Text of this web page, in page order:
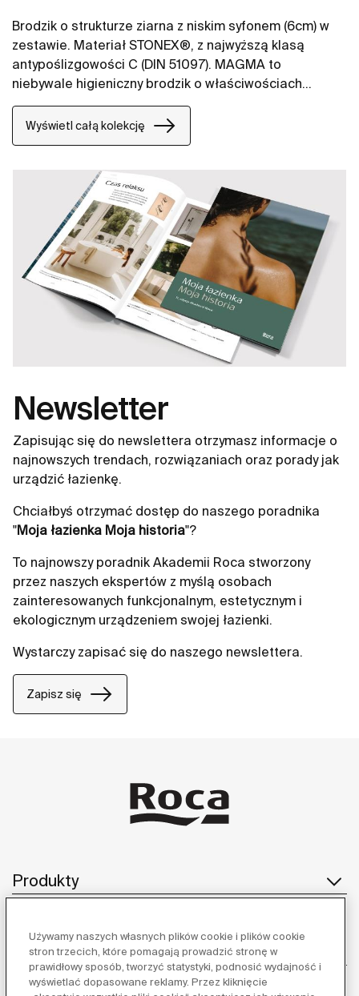
Brodzik o strukturze ziarna z niskim syfonem (6cm) w
zestawie. Materiał STONEX®, z najwyższą klasą
antypoślizgowości C (DIN 51097). MAGMA to
niebywale higieniczny brodzik o właściwościach
grzybo i pleśnioodpornych spełniając certyfikat ISO
846, za sprawą niskiej porowatości bakterie nie mają
punktu zaczepienia przez co sam brodzik jest prosty
środków. Brodzik przyjmuje temperaturę otoczenia,
przez co jest naturalnie ciepły i przyjemny w
codziennym użytkowaniu. Osłona wykonana w kolorze
brodzika.
Wyświetl całą kolekcję
Newsletter
Zapisując się do newslettera otrzymasz informacje o
najnowszych trendach, rozwiązaniach oraz porady jak
urządzić łazienkę.
Chciałbyś otrzymać dostęp do naszego poradnika
"Moja łazienka Moja historia"?
To najnowszy poradnik Akademii Roca stworzony
przez naszych ekspertów z myślą osobach
zainteresowanych funkcjonalnym, estetycznym i
ekologicznym urządzeniem swojej łazienki.
Wystarczy zapisać się do naszego newslettera.
Zapisz się
Produkty
Obsługa klienta
Używamy naszych własnych plików cookie i plików cookie
stron trzecich, które pomagają prowadzić stronę w
prawidłowy sposób, tworzyć statystyki, podnosić wydajność i
wyświetlać dopasowane reklamy. Przez kliknięcie